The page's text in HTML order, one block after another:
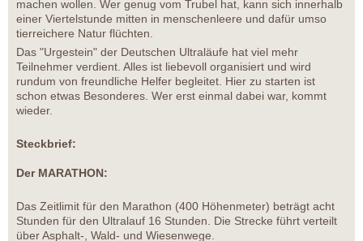
machen wollen. Wer genug vom Trubel hat, kann sich innerhalb
einer Viertelstunde mitten in menschenleere und dafür umso
tierreichere Natur flüchten.
Das "Urgestein" der Deutschen Ultraläufe hat viel mehr
Teilnehmer verdient. Alles ist liebevoll organisiert und wird
rundum von freundliche Helfer begleitet. Hier zu starten ist
schon etwas Besonderes. Wer erst einmal dabei war, kommt
wieder.
Steckbrief:
Der MARATHON:
Das Zeitlimit für den Marathon (400 Höhenmeter) beträgt acht
Stunden für den Ultralauf 16 Stunden. Die Strecke führt verteilt
über Asphalt-, Wald- und Wiesenwege.